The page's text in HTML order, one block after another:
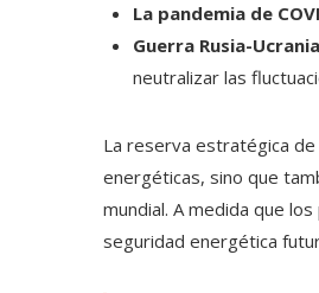
La pandemia de
Guerra Rusia-
neutralizar las
La reserva estratégica
energéticas, sino que
mundial. A medida que
seguridad energética